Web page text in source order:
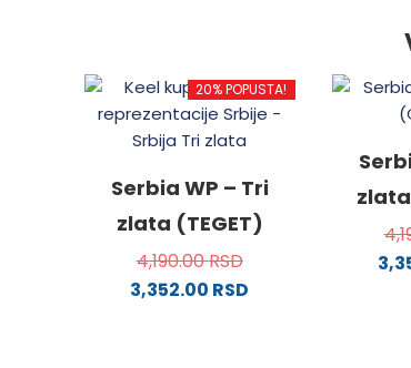
20% POPUSTA!
Serbia WP – Tri
zlata (TEGET)
4,190.00RSD
3,352.00 RSD
zlata